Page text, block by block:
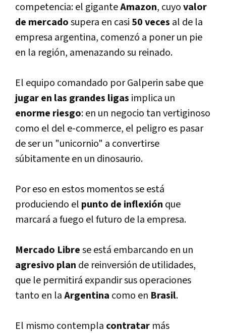
competencia: el giganteAmazon, cuyovalor
de mercadosupera en casi 50 veces al de la
empresa argentina, comenzó a poner un pie
en la región, amenazando su reinado.
El equipo comandado por Galperin sabe que
jugaren las grandes ligas implica un
enorme riesgo: en un negocio tan vertiginoso
como el del e-commerce, el peligro es pasar
de ser un "unicornio" a convertirse
súbitamente en un dinosaurio.
Por eso en estos momentosse está
produciendo el punto de inflexión que
marcará a fuego el futuro de la empresa.
Mercado Librese está embarcando en un
agresivo plan de reinversión de utilidades,
que le permitirá expandir sus operaciones
tanto en laArgentina como en Brasil.
El mismo contempla contratar más